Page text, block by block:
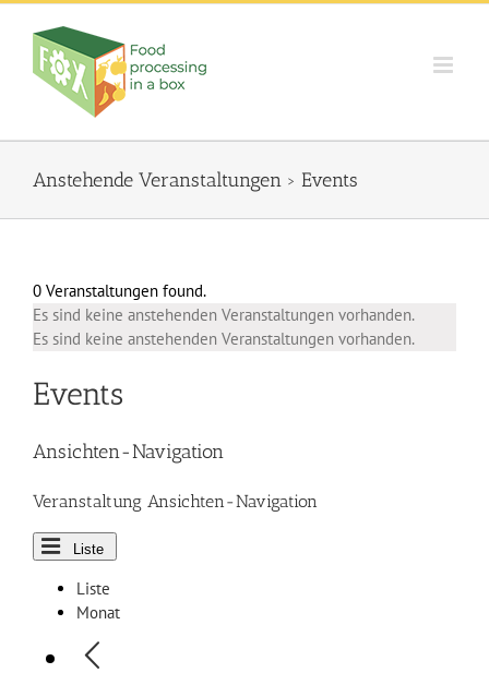
Skip
content
Anstehende Veranstaltungen › Events
0 Veranstaltungen found.
Es sind keine anstehenden Veranstaltungen vorhanden.
Es sind keine anstehenden Veranstaltungen vorhanden.
Events
Ansichten-Navigation
Veranstaltung Ansichten-Navigation
Liste
Liste
Monat